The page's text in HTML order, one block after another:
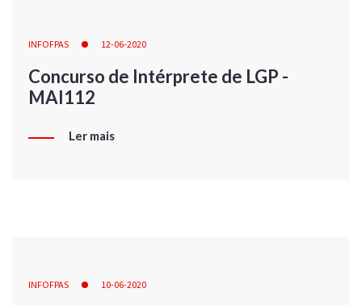
INFOFPAS 12-06-2020
Concurso de Intérprete de LGP -
MAI112
Ler mais
INFOFPAS 10-06-2020